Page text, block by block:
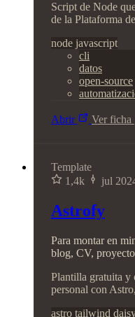
Script de Node
de la Plataforma
node javascript
cli
datos
open-source
Abrir Ver ficha
Template
1,4k
jul
Astrofy
Para montar en
blog, CV,
Plantilla gratuita y
personal con
astro tailwind